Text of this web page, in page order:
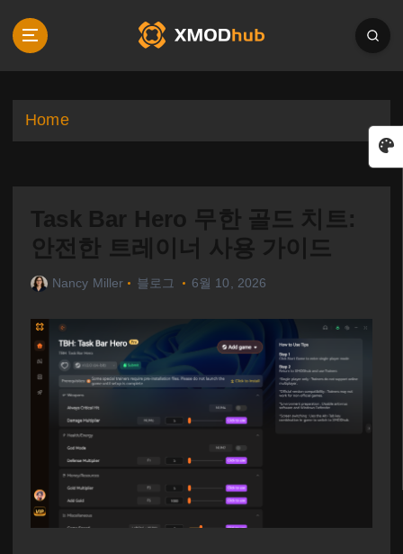
p
Home
Task Bar Hero 무한 골드 치트:
안전한 트레이너 사용 가이드
Nancy Miller 블로그 6월 10, 2026